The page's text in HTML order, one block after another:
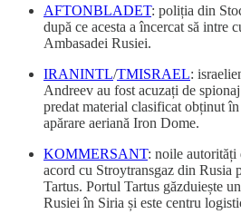
AFTONBLADET: poliția din
după ce acesta a încercat să intre
Ambasadei Rusiei.
IRANINTL/TMISRAEL:
Andreev au fost acuzați de
predat material clasificat obținut
apărare aeriană Iron Dome.
KOMMERSANT: noile autorități
acord cu Stroytransgaz din Rusia
Tartus. Portul Tartus găzduiește
Rusiei în Siria și este centru